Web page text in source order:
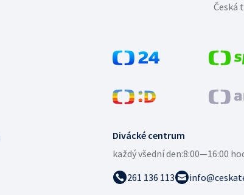
Divácké centrum
každý všední den:8:00—16:00
261 136 113
Česká